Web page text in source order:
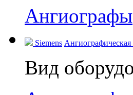
Ангиографы
Siemens Ангиографическая
Вид